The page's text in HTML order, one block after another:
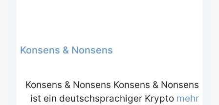
Konsens & Nonsens
Konsens & Nonsens Konsens & Nonsens
ist ein deutschsprachiger Krypto mehr